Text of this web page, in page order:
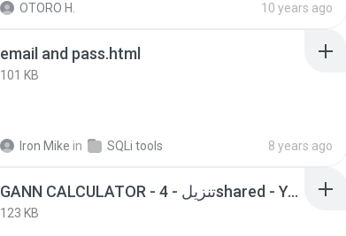
OTORO H. 10 years ago
email and pass.html
101 KB
Iron Mike in SQLi tools 8 years ago
GANN CALCULATOR - تنزيل - 4shared - Ys ys.html
123 KB